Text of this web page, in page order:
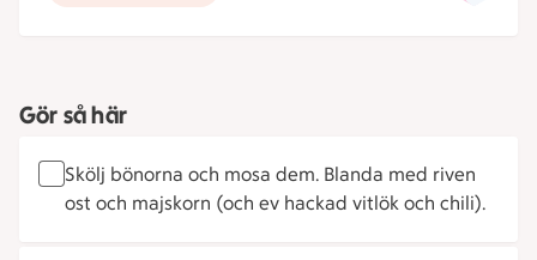
Gör så här
Skölj bönorna och mosa dem. Blanda med riven
ost och majskorn (och ev hackad vitlök och chili).